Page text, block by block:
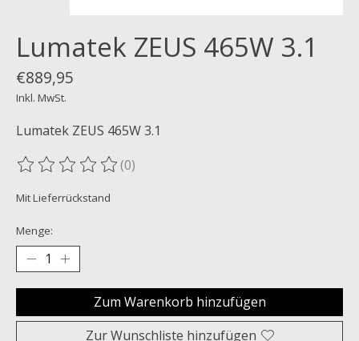
Lumatek ZEUS 465W 3.1
€889,95
Inkl. MwSt.
Lumatek ZEUS 465W 3.1
Die Bewertung dieses Produkts ist
(0)
Mit Lieferrückstand
Menge:
Zum Warenkorb hinzufügen
Zur Wunschliste hinzufügen